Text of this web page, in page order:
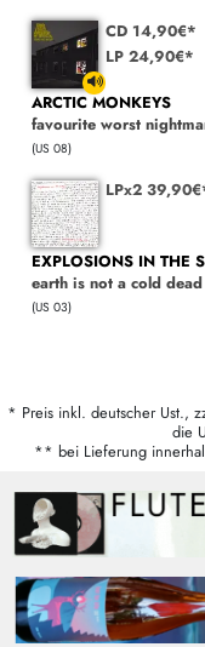
CD 14,90€*
LP 24,90€*
ARCTIC MONKEYS
favourite worst
(US 08)
LPx2
EXPLOSIONS IN THE
earth is not a cold
(US 03)
* Preis inkl. deutscher Ust.,
die
** bei Lieferung